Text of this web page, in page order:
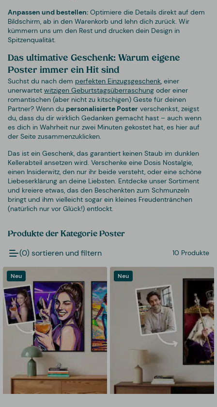
Anpassen und bestellen: Optimiere die Details direkt auf dem
Bildschirm, ab in den Warenkorb und lehn dich zurück. Wir
kümmern uns um den Rest und drucken dein Design in
Spitzenqualität.
Das ultimative Geschenk: Warum eigene
Poster immer ein Hit sind
Suchst du nach dem perfekten Einzugsgeschenk , einer
unerwartet witzigen Geburtstagsüberraschung oder einer
romantischen (aber nicht zu kitschigen) Geste für deinen
Partner? Wenn du personalisierte Poster verschenkst, zeigst
du, dass du dir wirklich Gedanken gemacht hast – auch wenn
es dich in Wahrheit nur zwei Minuten gekostet hat, es hier auf
der Seite zusammenzuklicken.
Das ist ein Geschenk, das garantiert keinen Staub im dunklen
Kellerabteil ansetzen wird. Verschenke eine Dosis Nostalgie,
einen Insiderwitz, den nur ihr beide versteht, oder eine schöne
Liebeserklärung an deine Liebsten. Entdecke unser Sortiment
und kreiere etwas, das den Beschenkten zum Schmunzeln
bringt und ihm vielleicht sogar ein kleines Freudentränchen
(natürlich nur vor Glück!) entlockt.
Produkte der Kategorie Poster
(0) sortieren und filtern 10 Produkte
Neu Neu